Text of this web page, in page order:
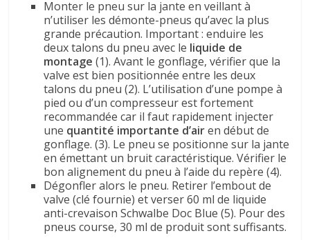
Monter le pneu sur la jante en veillant à
n’utiliser les démonte-pneus qu’avec la plus
grande précaution. Important : enduire les
deux talons du pneu avec le liquide de
montage (1). Avant le gonflage, vérifier que la
valve est bien positionnée entre les deux
talons du pneu (2). L’utilisation d’une pompe à
pied ou d’un compresseur est fortement
recommandée car il faut rapidement injecter
une quantité importante d’airen début de
gonflage. (3). Le pneu se positionne sur la jante
en émettant un bruit caractéristique. Vérifier le
bon alignement du pneu à l’aide du repère (4).
Dégonfler alors le pneu. Retirer l’embout de
valve (clé fournie) et verser 60 ml de liquide
anti-crevaison Schwalbe Doc Blue (5). Pour des
pneus course, 30 ml de produit sont suffisants.